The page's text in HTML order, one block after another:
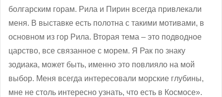
болгарским горам. Рила и Пирин всегда привлекали
меня. В выставке есть полотна с такими мотивами, в
основном из гор Рила. Вторая тема – это подводное
царство, все связанное с морем. Я Рак по знаку
зодиака, может быть, именно это повлияло на мой
выбор. Меня всегда интересовали морские глубины,
мне не столь интересно узнать, что есть в Космосе».